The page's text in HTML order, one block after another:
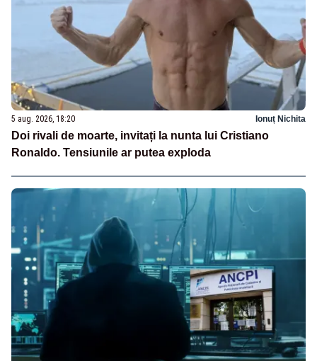
5 aug. 2026, 18:20 Ionuț Nichita
Doi rivali de moarte, invitați la nunta lui Cristiano
Ronaldo. Tensiunile ar putea exploda